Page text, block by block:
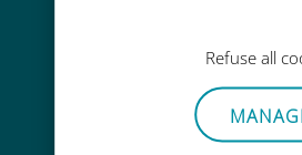
Refuse all
Senza
Non è necessario
scheda SIM